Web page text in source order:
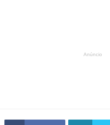
Anúncio